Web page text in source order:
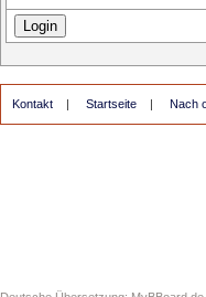
Kontakt | Startseite | Nach